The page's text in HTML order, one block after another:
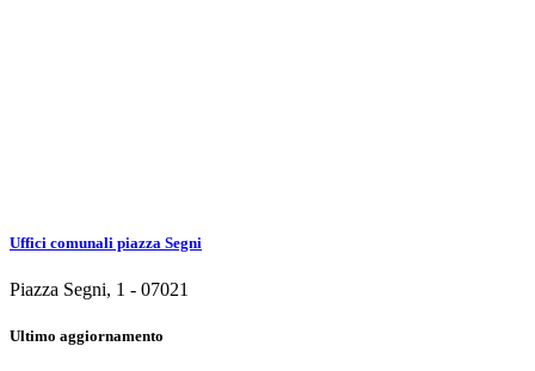
Uffici comunali piazza Segni
Piazza Segni, 1 - 07021
Ultimo aggiornamento